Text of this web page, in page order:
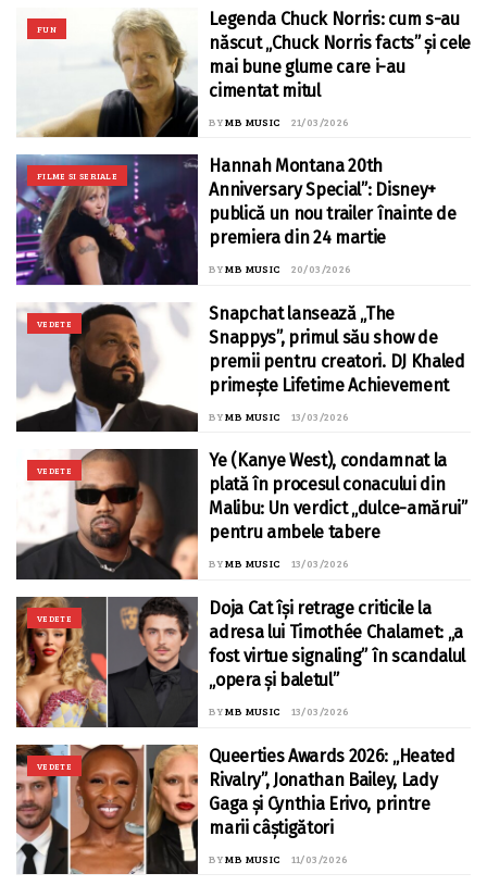
FUN
Legenda Chuck Norris: cum s-au
născut „Chuck Norris facts” și cele
mai bune glume care i-au
cimentat mitul
BYMB MUSIC 21/03/2026
FILME SI SERIALE
Hannah Montana 20th
Anniversary Special”: Disney+
publică un nou trailer înainte de
premiera din 24 martie
BYMB MUSIC 20/03/2026
VEDETE
Snapchat lansează „The
Snappys”, primul său show de
premii pentru creatori. DJ Khaled
primește Lifetime Achievement
BYMB MUSIC 13/03/2026
VEDETE
Ye (Kanye West), condamnat la
plată în procesul conacului din
Malibu: Un verdict „dulce-amărui”
pentru ambele tabere
BYMB MUSIC 13/03/2026
VEDETE
Doja Cat își retrage criticile la
adresa lui Timothée Chalamet: „a
fost virtue signaling” în scandalul
„opera și baletul”
BYMB MUSIC 13/03/2026
VEDETE
Queerties Awards 2026: „Heated
Rivalry”, Jonathan Bailey, Lady
Gaga și Cynthia Erivo, printre
marii câștigători
BYMB MUSIC 11/03/2026